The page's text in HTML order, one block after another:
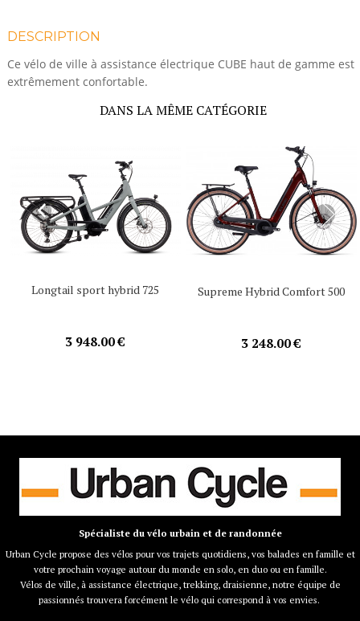
DESCRIPTION
Ce vélo de ville à assistance électrique CUBE haut de gamme est
extrêmement confortable.
DANS LA MÊME CATÉGORIE
Longtail sport hybrid 725
3 948.00 €
Supreme Hybrid Comfort 500
3 248.00 €
Spécialiste du vélo urbain et de randonnée
Urban Cycle propose des vélos pour vos trajets quotidiens, vos balades en famille et
votre prochain voyage autour du monde en solo, en duo ou en famille.
Vélos de ville, à assistance électrique, trekking, draisienne, notre équipe de
passionnés trouvera forcément le vélo qui correspond à vos envies.